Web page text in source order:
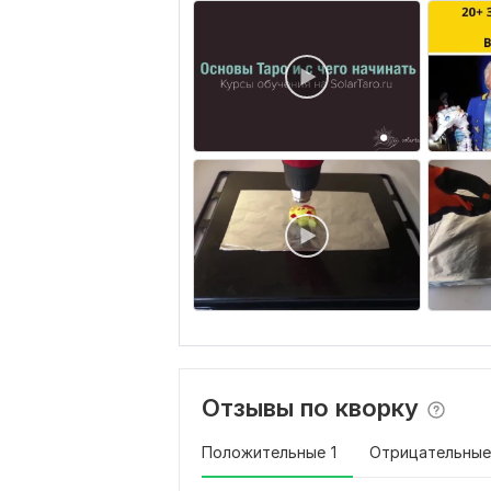
Отзывы по кворку
Положительные 1 Отрицательные